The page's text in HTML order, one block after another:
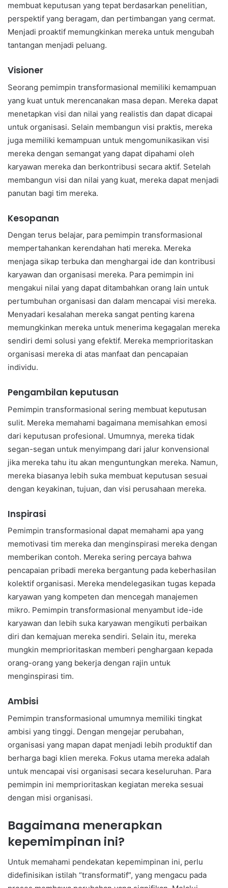
membuat keputusan yang tepat berdasarkan penelitian,
perspektif yang beragam, dan pertimbangan yang cermat.
Menjadi proaktif memungkinkan mereka untuk mengubah
tantangan menjadi peluang.
Visioner
Seorang pemimpin transformasional memiliki kemampuan
yang kuat untuk merencanakan masa depan. Mereka dapat
menetapkan visi dan nilai yang realistis dan dapat dicapai
untuk organisasi. Selain membangun visi praktis, mereka
juga memiliki kemampuan untuk mengomunikasikan visi
mereka dengan semangat yang dapat dipahami oleh
karyawan mereka dan berkontribusi secara aktif. Setelah
membangun visi dan nilai yang kuat, mereka dapat menjadi
panutan bagi tim mereka.
Kesopanan
Dengan terus belajar, para pemimpin transformasional
mempertahankan kerendahan hati mereka. Mereka
menjaga sikap terbuka dan menghargai ide dan kontribusi
karyawan dan organisasi mereka. Para pemimpin ini
mengakui nilai yang dapat ditambahkan orang lain untuk
pertumbuhan organisasi dan dalam mencapai visi mereka.
Menyadari kesalahan mereka sangat penting karena
memungkinkan mereka untuk menerima kegagalan mereka
sendiri demi solusi yang efektif. Mereka memprioritaskan
organisasi mereka di atas manfaat dan pencapaian
individu.
Pengambilan keputusan
Pemimpin transformasional sering membuat keputusan
sulit. Mereka memahami bagaimana memisahkan emosi
dari keputusan profesional. Umumnya, mereka tidak
segan-segan untuk menyimpang dari jalur konvensional
jika mereka tahu itu akan menguntungkan mereka. Namun,
mereka biasanya lebih suka membuat keputusan sesuai
dengan keyakinan, tujuan, dan visi perusahaan mereka.
Inspirasi
Pemimpin transformasional dapat memahami apa yang
memotivasi tim mereka dan menginspirasi mereka dengan
memberikan contoh. Mereka sering percaya bahwa
pencapaian pribadi mereka bergantung pada keberhasilan
kolektif organisasi. Mereka mendelegasikan tugas kepada
karyawan yang kompeten dan mencegah manajemen
mikro. Pemimpin transformasional menyambut ide-ide
karyawan dan lebih suka karyawan mengikuti perbaikan
diri dan kemajuan mereka sendiri. Selain itu, mereka
mungkin memprioritaskan memberi penghargaan kepada
orang-orang yang bekerja dengan rajin untuk
menginspirasi tim.
Ambisi
Pemimpin transformasional umumnya memiliki tingkat
ambisi yang tinggi. Dengan mengejar perubahan,
organisasi yang mapan dapat menjadi lebih produktif dan
berharga bagi klien mereka. Fokus utama mereka adalah
untuk mencapai visi organisasi secara keseluruhan. Para
pemimpin ini memprioritaskan kegiatan mereka sesuai
dengan misi organisasi.
Bagaimana menerapkan
kepemimpinan ini?
Untuk memahami pendekatan kepemimpinan ini, perlu
didefinisikan istilah “transformatif”, yang mengacu pada